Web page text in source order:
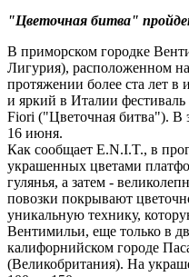
"Цветочная битва"
В приморском городке
Лигурия), расположенном
протяжении более ста лет
и яркий в Италии
Fiori ("Цветочная битва"). В
16 июня.
Как сообщает E.N.I.T., в
украшенных цветами
гулянья, а затем -
повозки покрывают
уникальную технику,
Вентимильи, еще только в
калифорнийском городе
(Великобритания). На